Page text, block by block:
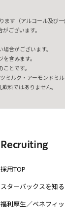
す（アルコール及び
ございます。
合がございます。
含みます。
とです。
ルク・アーモンドミル
料ではありません。
Recruiting
採用TOP
スターバックスを知る
福利厚生／ベネフィ